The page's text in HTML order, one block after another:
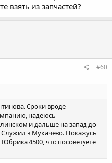
взять из запчастей?
#60
Сроки вроде
надеюсь
и дальше на запад до
Служил в Мукачево. Покажусь
4500, что посоветуете